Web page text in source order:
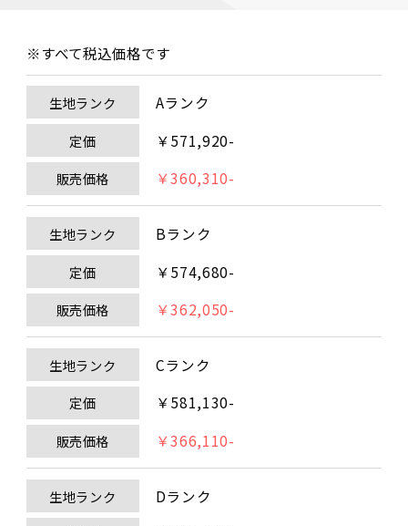
※すべて税込価格です
生地ランク Aランク
定価 ￥571,920-
販売価格 ￥360,310-
生地ランク Bランク
定価 ￥574,680-
販売価格 ￥362,050-
生地ランク Cランク
定価 ￥581,130-
販売価格 ￥366,110-
生地ランク Dランク